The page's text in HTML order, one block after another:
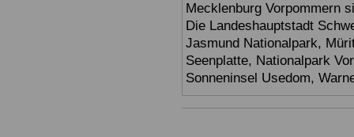
Mecklenburg Vorpommern
Die Landeshauptstadt
Jasmund Nationalpark,
Seenplatte, Nationalpark
Sonneninsel Usedom,